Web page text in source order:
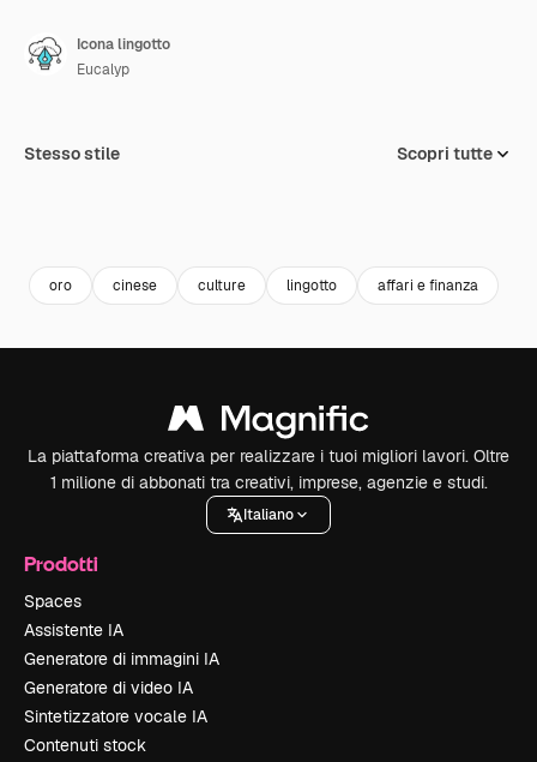
Icona lingotto
Eucalyp
Stesso stile Scopri tutte
oro cinese culture lingotto affari e finanza
La piattaforma creativa per realizzare i tuoi migliori lavori. Oltre
1 milione di abbonati tra creativi, imprese, agenzie e studi.
Italiano
Prodotti
Spaces
Assistente IA
Generatore di immagini IA
Generatore di video IA
Sintetizzatore vocale IA
Contenuti stock